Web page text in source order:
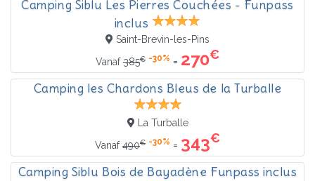
Camping Siblu Les Pierres Couchées - Funpass
inclus
Saint-Brevin-les-Pins
Vanaf385€ -30% = 270€
Camping les Chardons Bleus de la Turballe
La Turballe
Vanaf490€ -30% = 343€
Camping Siblu Bois de Bayadène Funpass inclus